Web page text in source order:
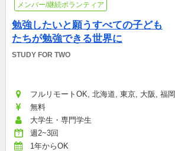
メンバー/継続ボランティア
勉強したいと願うすべての子ども
たちが勉強できる世界に
STUDY FOR TWO
フルリモートOK, 北海道, 東京, 大阪, 福岡
無料
大学生・専門学生
週2~3回
1年からOK